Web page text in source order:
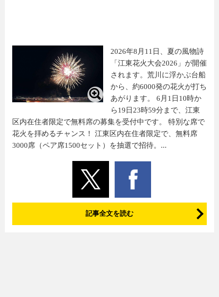
2026年8月11日、夏の風物詩
「江東花火大会2026」が開催
されます。荒川に浮かぶ台船
から、約6000発の花火が打ち
あがります。 6月1日10時か
ら19日23時59分まで、江東
区内在住者限定で無料席の募集を受付中です。 特別な席で
花火を拝めるチャンス！ 江東区内在住者限定で、無料席
3000席（ペア席1500セット）を抽選で招待。...
記事全文を読む